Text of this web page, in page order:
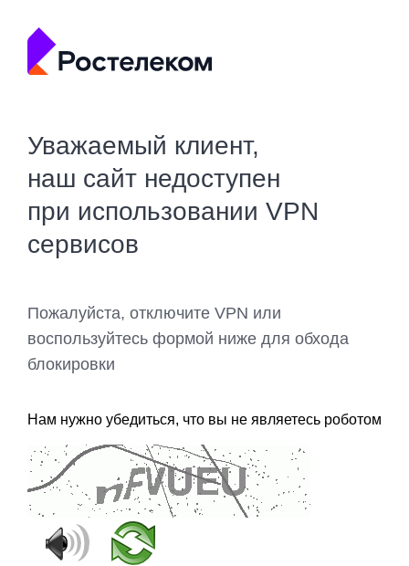
Уважаемый клиент,
наш сайт недоступен
при использовании VPN
сервисов
Пожалуйста, отключите VPN или
воспользуйтесь формой ниже для обхода
блокировки
Нам нужно убедиться, что вы не являетесь роботом